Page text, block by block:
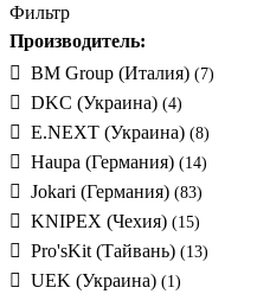
Фильтр
Производитель:
BM Group (Италия) (7)
DKC (Украина) (4)
E.NEXT (Украина) (8)
Haupa (Германия) (14)
Jokari (Германия) (83)
KNIPEX (Чехия) (15)
Pro'sKit (Тайвань) (13)
UEK (Украина) (1)